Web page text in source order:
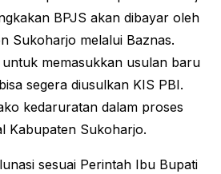
BPJS akan dibayar oleh
Sukoharjo melalui Baznas.
memasukkan usulan baru
segera diusulkan KIS PBI.
kedaruratan dalam proses
Kabupaten Sukoharjo.
sesuai Perintah Ibu Bupati